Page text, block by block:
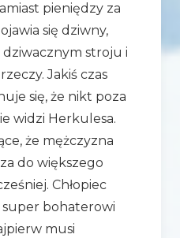
pieniędzy za
się dziwny,
stroju i
Jakiś czas
się, że nikt poza
widzi Herkulesa.
że mężczyzna
do większego
Chłopiec
bohaterowi
musi